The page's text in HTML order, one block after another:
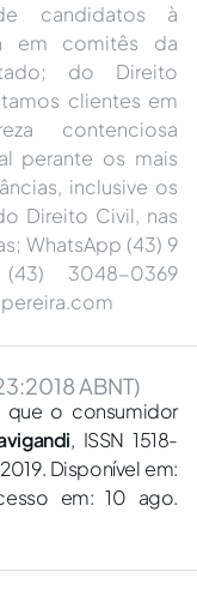
candidatos à
em comitês da
do Direito
clientes em
contenciosa
perante os mais
inclusive os
Direito Civil, nas
WhatsApp (43) 9
(43) 3048-0369
ABNT)
que o consumidor
, ISSN 1518-
Disponível em:
em: 10 ago.